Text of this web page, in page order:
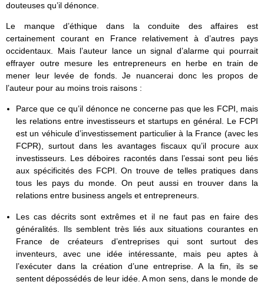
douteuses qu’il dénonce.
Le manque d’éthique dans la conduite des affaires est
certainement courant en France relativement à d’autres pays
occidentaux. Mais l’auteur lance un signal d’alarme qui pourrait
effrayer outre mesure les entrepreneurs en herbe en train de
mener leur levée de fonds. Je nuancerai donc les propos de
l’auteur pour au moins trois raisons :
Parce que ce qu’il dénonce ne concerne pas que les FCPI, mais
les relations entre investisseurs et startups en général. Le FCPI
est un véhicule d’investissement particulier à la France (avec les
FCPR), surtout dans les avantages fiscaux qu’il procure aux
investisseurs. Les déboires racontés dans l’essai sont peu liés
aux spécificités des FCPI. On trouve de telles pratiques dans
tous les pays du monde. On peut aussi en trouver dans la
relations entre business angels et entrepreneurs.
Les cas décrits sont extrêmes et il ne faut pas en faire des
généralités. Ils semblent très liés aux situations courantes en
France de créateurs d’entreprises qui sont surtout des
inventeurs, avec une idée intéressante, mais peu aptes à
l’exécuter dans la création d’une entreprise. A la fin, ils se
sentent dépossédés de leur idée. A mon sens, dans le monde de